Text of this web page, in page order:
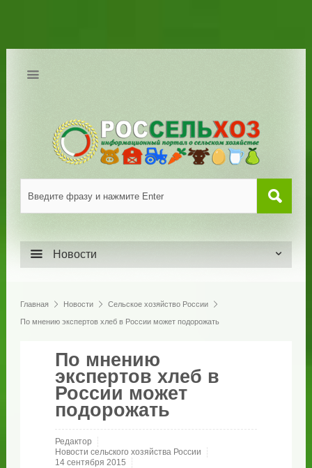
Новости
Главная Новости Сельское хозяйство России
По мнению экспертов хлеб в России может подорожать
По мнению
экспертов хлеб в
России может
подорожать
Редактор
Новости сельского хозяйства России
14 сентября 2015